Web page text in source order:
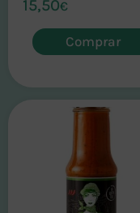
15,50€
Comprar